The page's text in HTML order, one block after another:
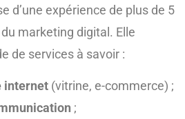
d’une expérience de plus de 5
marketing digital. Elle
de services à savoir :
internet (vitrine, e-commerce) ;
;